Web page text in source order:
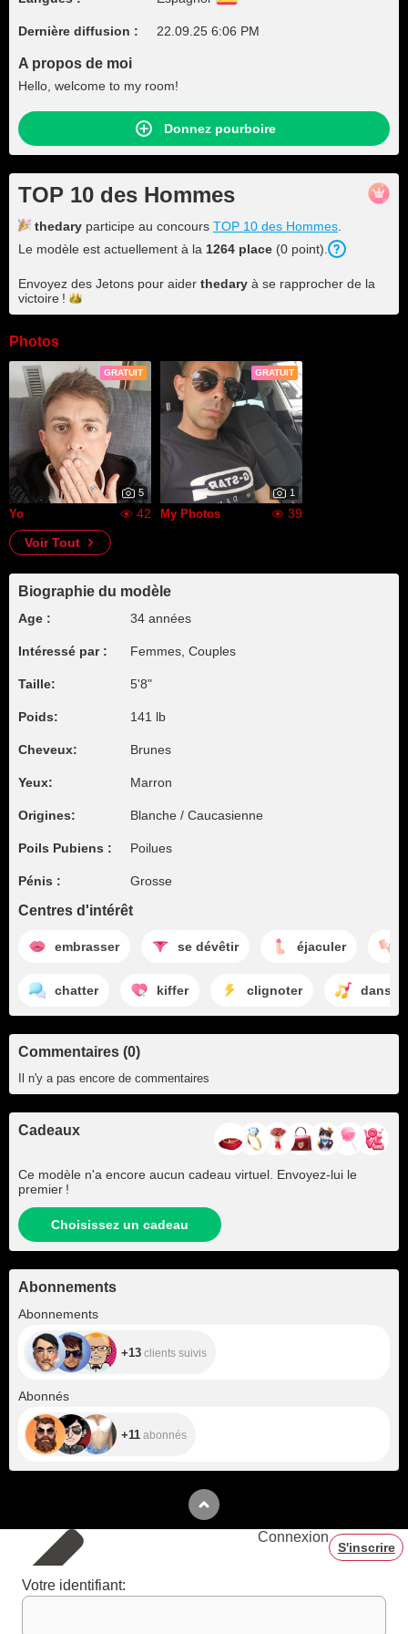
Dernière diffusion : 22.09.25 6:06 PM
A propos de moi
Hello, welcome to my room!
Donnez pourboire
TOP 10 des Hommes
thedary participe au concours TOP 10 des Hommes
Le modèle est actuellement à la 1264 place (0 point).
Envoyez des Jetons pour aider thedary à se rapprocher de la
victoire !
Photos
GRATUIT
5
Yo 42
GRATUIT
1
My Photos
39
Voir Tout
Biographie du modèle
Age : 34 années
Intéressé par : Femmes, Couples
Taille: 5'8"
Poids: 141 lb
Cheveux: Brunes
Yeux: Marron
Origines: Blanche / Caucasienne
Poils Pubiens : Poilues
Pénis : Grosse
Centres d'intérêt
embrasser se dévêtir éjaculer
chatter kiffer clignoter danser
Commentaires (0)
Il n'y a pas encore de commentaires
Cadeaux
Ce modèle n'a encore aucun cadeau virtuel. Envoyez-lui le
premier !
Choisissez un cadeau
Abonnements
Abonnements
+13 clients suivis
Abonnés
+11 abonnés
Connexion
S'inscrire
Votre identifiant: